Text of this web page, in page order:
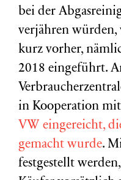
bei der
verjähren würden,
kurz vorher,
2018 eingeführt.
in Kooperation
VW eingereicht,
gemacht wurde.
festgestellt